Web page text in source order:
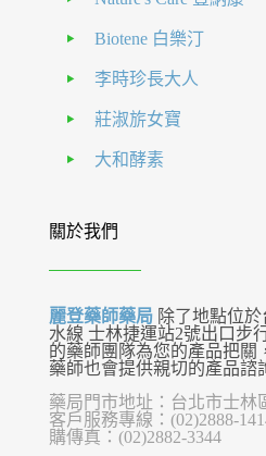
Biotene 白樂汀
李時珍長大人
莊淑旂女寶
大和酵素
關於我們
麗登藥師藥局 除了地點位
水線 士林捷運站2號出口步
的藥師團隊為您的產品把關
藥師也會提供親切的產品諮
藥局門市地址：台北市士林
客戶服務專線：(02)2888-
購傳真：(02)2882-3344